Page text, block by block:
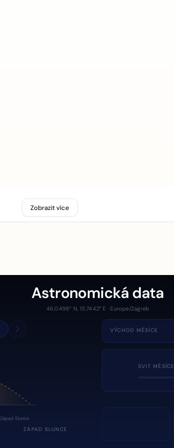
Zobrazit více
Astronomická data
46.0498° N, 15.7442° E · Europe/Zagreb
Západ Slunce
ZÁPAD SLUNCE
VÝCHOD MĚSÍCE
SVIT MĚSÍCE